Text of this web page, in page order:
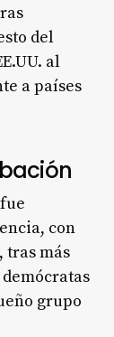
del
al
a países
con
tras más
demócratas
grupo